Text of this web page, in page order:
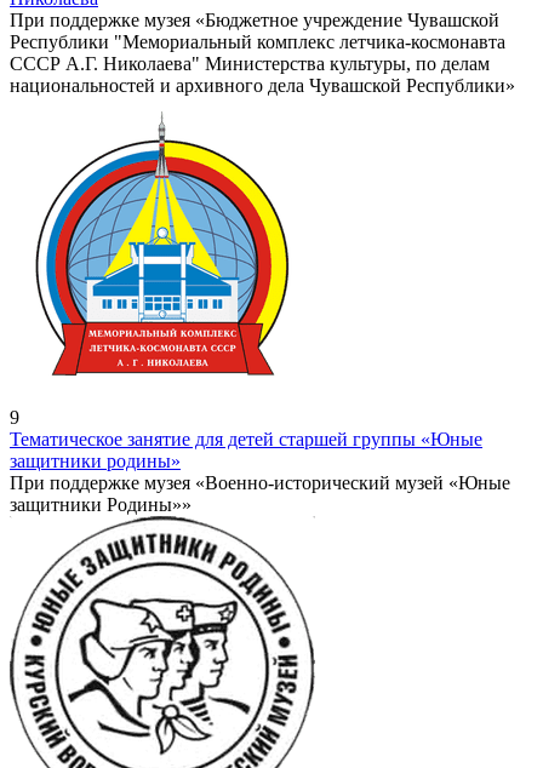
При поддержке музея «Бюджетное учреждение Чувашской
Республики "Мемориальный комплекс летчика-космонавта
СССР А.Г. Николаева" Министерства культуры, по делам
национальностей и архивного дела Чувашской Республики»
9
Тематическое занятие для детей старшей группы «Юные
защитники родины»
При поддержке музея «Военно-исторический музей «Юные
защитники Родины»»